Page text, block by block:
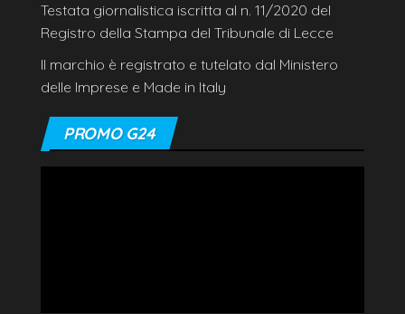
Testata giornalistica iscritta al n. 11/2020 del
Registro della Stampa del Tribunale di Lecce
Il marchio è registrato e tutelato dal Ministero
delle Imprese e Made in Italy
PROMO G24